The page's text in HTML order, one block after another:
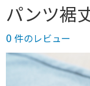
パンツ裾
0 件のレビュー